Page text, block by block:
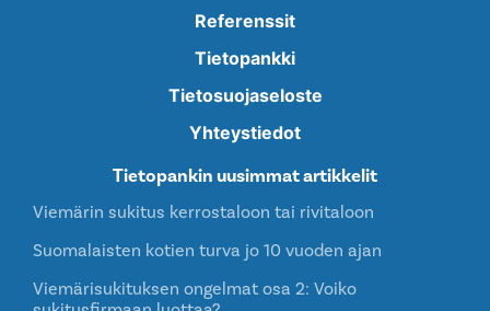
Referenssit
Tietopankki
Tietosuojaseloste
Yhteystiedot
Tietopankin uusimmat artikkelit
Viemärin sukitus kerrostaloon tai rivitaloon
Suomalaisten kotien turva jo 10 vuoden ajan
Viemärisukituksen ongelmat osa 2: Voiko